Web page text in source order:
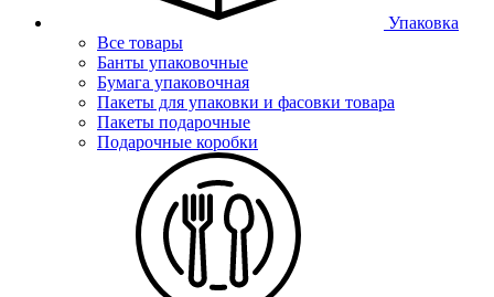
Упаковка
Все товары
Банты упаковочные
Бумага упаковочная
Пакеты для упаковки и фасовки товара
Пакеты подарочные
Подарочные коробки